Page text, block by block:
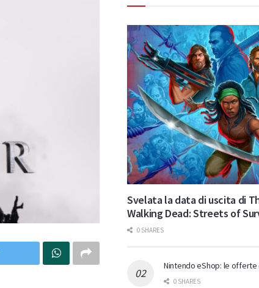
Svelata la data di uscita di
Walking Dead: Streets of
0 SHARES
Nintendo eShop: le
0 SHARES